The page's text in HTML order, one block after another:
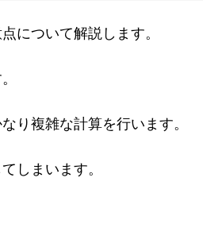
について解説します。
り複雑な計算を行います。
しまいます。